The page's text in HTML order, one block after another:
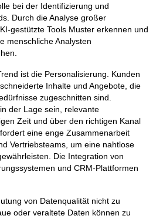
bei der Identifizierung und
Durch die Analyse großer
gestützte Tools Muster erkennen und
menschliche Analysten
ist die Personalisierung. Kunden
Inhalte und Angebote, die
zugeschnitten sind.
der Lage sein, relevante
Zeit und über den richtigen Kanal
eine enge Zusammenarbeit
Vertriebsteams, um eine nahtlose
Die Integration von
und CRM-Plattformen
von Datenqualität nicht zu
oder veraltete Daten können zu